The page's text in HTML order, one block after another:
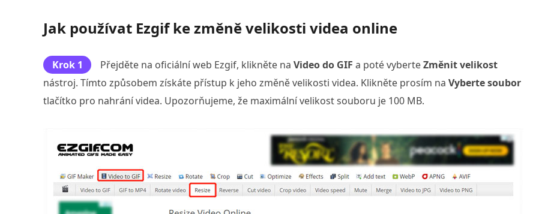
Jak používat Ezgif ke změně velikosti videa online
Krok 1 Přejděte na oficiální web Ezgif, klikněte na Video do GIF a poté vyberteZměnit velikost
nástroj. Tímto způsobem získáte přístup k jeho změně velikosti videa. Klikněte prosím na Vyberte soubor
tlačítko pro nahrání videa. Upozorňujeme, že maximální velikost souboru je 100 MB.